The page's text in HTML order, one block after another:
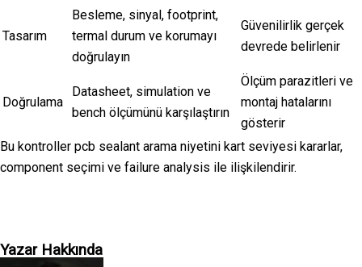
Tasarım
Besleme, sinyal, footprint,
termal durum ve korumayı
doğrulayın
Güvenilirlik gerçek
devrede belirlenir
Doğrulama
Datasheet, simulation ve
bench ölçümünü karşılaştırın
Ölçüm parazitleri ve
montaj hatalarını
gösterir
Bu kontroller pcb sealant arama niyetini kart seviyesi kararlar,
component seçimi ve failure analysis ile ilişkilendirir.
Yazar Hakkında